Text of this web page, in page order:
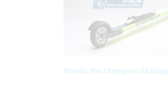
Nordic Pro Olympico Skating